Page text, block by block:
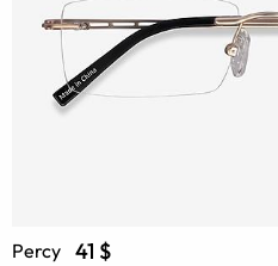
Percy 41 $